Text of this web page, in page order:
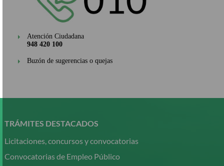
Atención Ciudadana
948 420 100
Buzón de sugerencias o quejas
contenido
TRÁMITES DESTACADOS
Licitaciones, concursos y convocatorias
Convocatorias de Empleo Público